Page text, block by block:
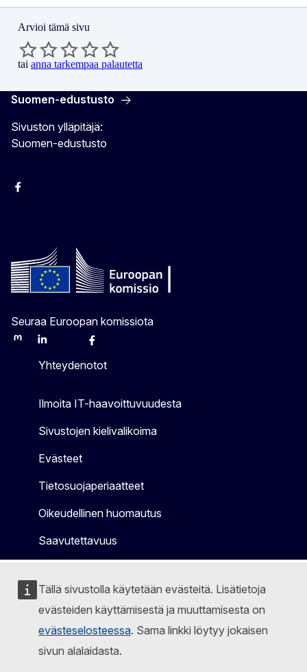
Tällä sivustolla käytetään evästeitä. Lisätietoja
evästeiden käyttämisestä ja muuttamisesta on
evästeselosteessa. Sama linkki löytyy jokaisen
sivun alalaidasta.
Arvioi tämä sivu
tai anna tarkempaa palautetta
Suomen-edustusto
Sivuston ylläpitäjä:
Suomen-edustusto
Facebook
Seuraa Euroopan komissiota
MastodonLinkedInBlueskyFacebook
Yhteydenotot
Ilmoita IT-haavoittuvuudesta
Sivustojen kielivalikoima
Evästeet
Tietosuojaperiaatteet
Oikeudellinen huomautus
Saavutettavuus